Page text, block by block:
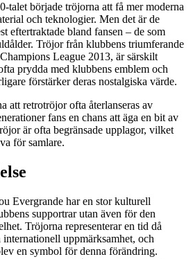
talet började tröjorna att få mer moderna
och teknologier. Men det är de
eftertraktade bland fansen – de som
Tröjor från klubbens triumferande
League 2013, är särskilt
prydda med klubbens emblem och
förstärker deras nostalgiska värde.
att retrotröjor ofta återlanseras av
fans en chans att äga en bit av
är ofta begränsade upplagor, vilket
för samlare.
Evergrande har en stor kulturell
supportrar utan även för den
Tröjorna representerar en tid då
uppmärksamhet, och
en symbol för denna förändring.